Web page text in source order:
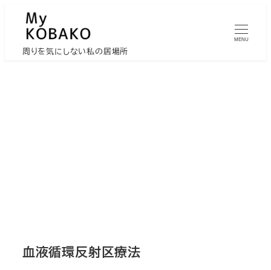
周りを気にしない私の居場所
MENU
血液循環反射区療法